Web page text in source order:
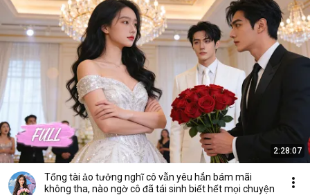
2:28:07
Tổng tài ảo tưởng nghĩ cô vẫn yêu hắn bám mãi
không tha, nào ngờ cô đã tái sinh biết hết mọi chuyện